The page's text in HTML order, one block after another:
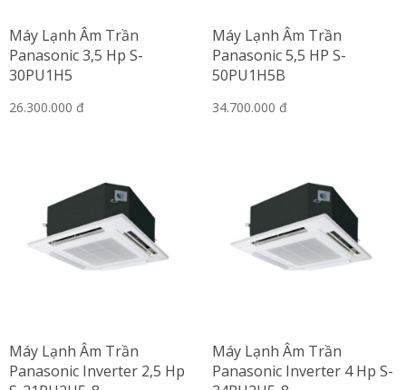
Máy Lạnh Âm Trần
Panasonic 3,5 Hp S-
30PU1H5
26.300.000 đ
Máy Lạnh Âm Trần
Panasonic 5,5 HP S-
50PU1H5B
34.700.000 đ
Máy Lạnh Âm Trần
Panasonic Inverter 2,5 Hp
Máy Lạnh Âm Trần
Panasonic Inverter 4 Hp S-